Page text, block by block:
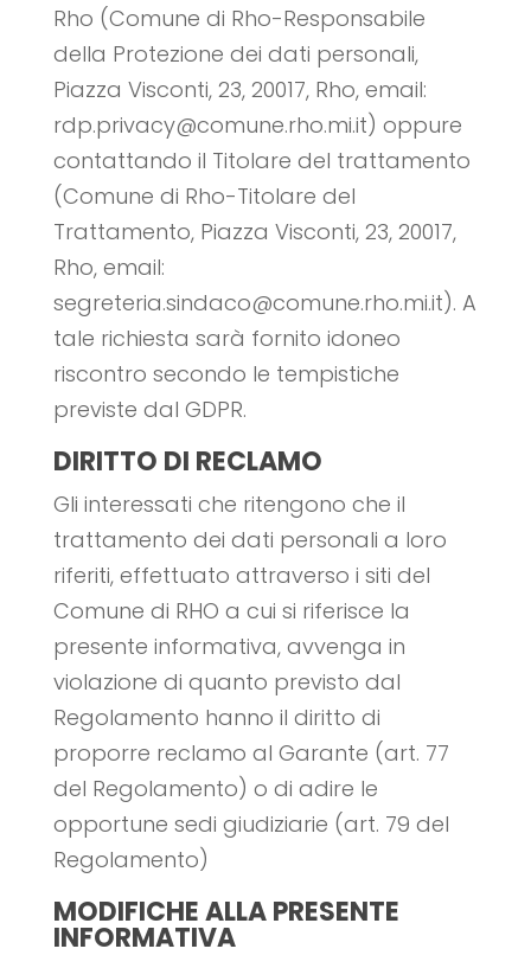
Rho (Comune di Rho-Responsabile
della Protezione dei dati personali,
Piazza Visconti, 23, 20017, Rho, email:
rdp.privacy@comune.rho.mi.it) oppure
contattando il Titolare del trattamento
(Comune di Rho-Titolare del
Trattamento, Piazza Visconti, 23, 20017,
Rho, email:
segreteria.sindaco@comune.rho.mi.it). A
tale richiesta sarà fornito idoneo
riscontro secondo le tempistiche
previste dal GDPR.
DIRITTO DI RECLAMO
Gli interessati che ritengono che il
trattamento dei dati personali a loro
riferiti, effettuato attraverso i siti del
Comune di RHO a cui si riferisce la
presente informativa, avvenga in
violazione di quanto previsto dal
Regolamento hanno il diritto di
proporre reclamo al Garante (art. 77
del Regolamento) o di adire le
opportune sedi giudiziarie (art. 79 del
Regolamento)
MODIFICHE ALLA PRESENTE
INFORMATIVA